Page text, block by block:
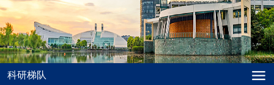
科研梯队